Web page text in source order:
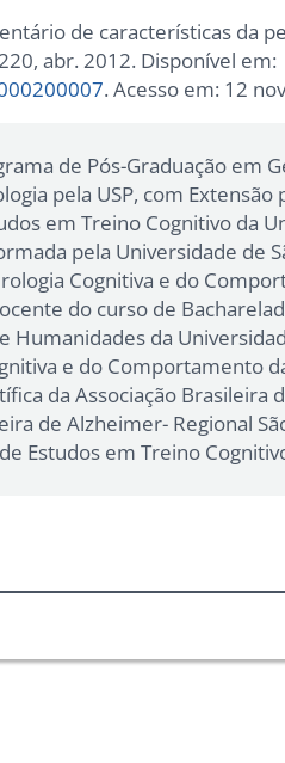
de características da
abr. 2012. Disponível em:
. Acesso em: 12
de Pós-Graduação em
pela USP, com
em Treino Cognitivo da
pela Universidade de
Cognitiva e do
do curso de
da
e do Comportamento
da Associação Brasileira
de Alzheimer- Regional
Estudos em Treino